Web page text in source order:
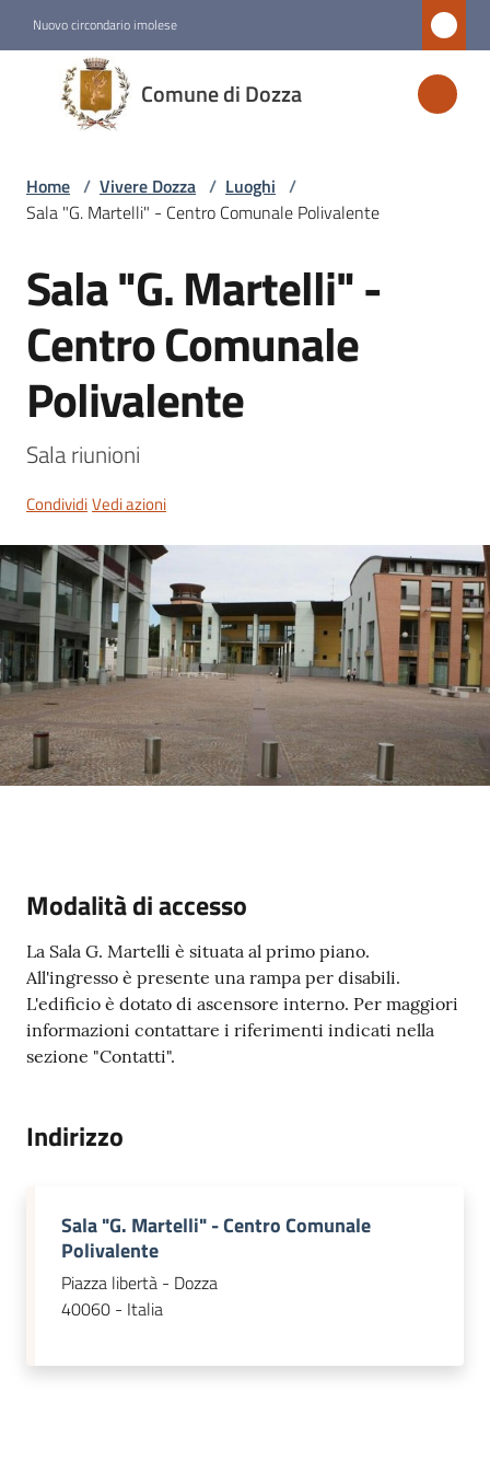
Nuovo circondario imolese
Comune di Dozza
Comune
di
Dozza
Novità
Servizi
Vivere
Dozza
Menu selezionato
Servizi
on-
line
Tutti
gli
argomenti
su
Home / Vivere Dozza / Luoghi /
Sala "G. Martelli" - Centro Comunale Polivalente
Salta al contenuto
Sala "G. Martelli" -
Centro Comunale
Polivalente
Sala riunioni
CondividiVedi azioni
Modalità di accesso
La Sala G. Martelli è situata al primo piano.
All'ingresso è presente una rampa per disabili.
L'edificio è dotato di ascensore interno. Per maggiori
informazioni contattare i riferimenti indicati nella
sezione "Contatti".
Indirizzo
Sala "G. Martelli" - Centro Comunale
Polivalente
Piazza libertà - Dozza
40060 - Italia